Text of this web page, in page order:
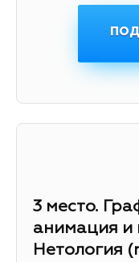
3 место.
анимация и
Нетология